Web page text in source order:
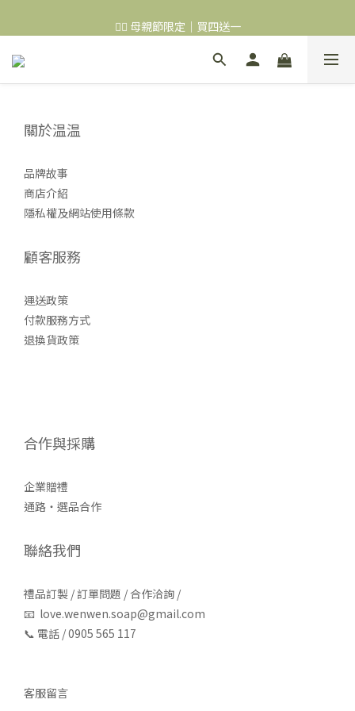
👉🏻 會員下單，每筆都贈送30元購物金喔！
👉🏻 母親節限定｜買四送一
👉🏻 會員下單，每筆都贈送30元購物金喔！
關於温温
品牌故事
商店介紹
隱私權及網站使用條款
顧客服務
運送政策
付款服務方式
退換貨政策
合作與採購
企業贈禮
通路・選品合作
聯絡我們
禮品訂製 / 訂單問題 / 合作洽詢 /
📧 love.wenwen.soap@gmail.com
📞 電話 / 0905 565 117
客服留言